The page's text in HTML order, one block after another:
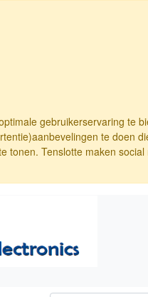
gebruikerservaring te
te doen
tonen. Tenslotte maken